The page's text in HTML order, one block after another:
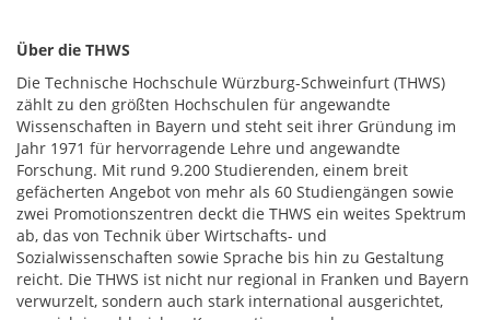
Über die THWS
Die Technische Hochschule Würzburg-Schweinfurt (THWS)
zählt zu den größten Hochschulen für angewandte
Wissenschaften in Bayern und steht seit ihrer Gründung im
Jahr 1971 für hervorragende Lehre und angewandte
Forschung. Mit rund 9.200 Studierenden, einem breit
gefächerten Angebot von mehr als 60 Studiengängen sowie
zwei Promotionszentren deckt die THWS ein weites Spektrum
ab, das von Technik über Wirtschafts- und
Sozialwissenschaften sowie Sprache bis hin zu Gestaltung
reicht. Die THWS ist nicht nur regional in Franken und Bayern
verwurzelt, sondern auch stark international ausgerichtet,